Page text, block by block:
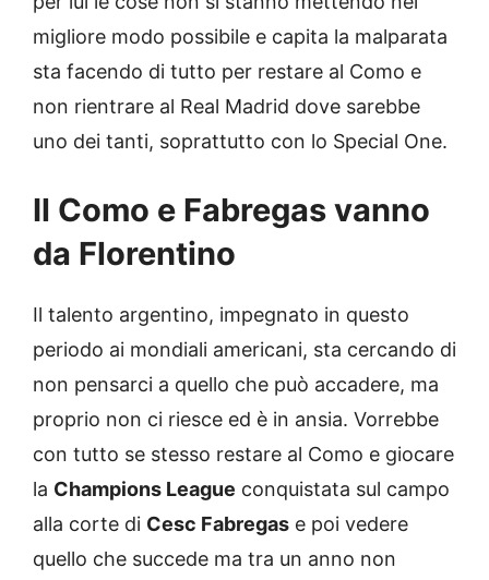
migliore modo possibile e capita la malparata
sta facendo di tutto per restare al Como e
non rientrare al Real Madrid dove sarebbe
uno dei tanti, soprattutto con lo Special One.
Il Como e Fabregas vanno
da Florentino
Il talento argentino, impegnato in questo
periodo ai mondiali americani, sta cercando di
non pensarci a quello che può accadere, ma
proprio non ci riesce ed è in ansia. Vorrebbe
con tutto se stesso restare al Como e giocare
la Champions League conquistata sul campo
alla corte di Cesc Fabregas e poi vedere
quello che succede ma tra un anno non